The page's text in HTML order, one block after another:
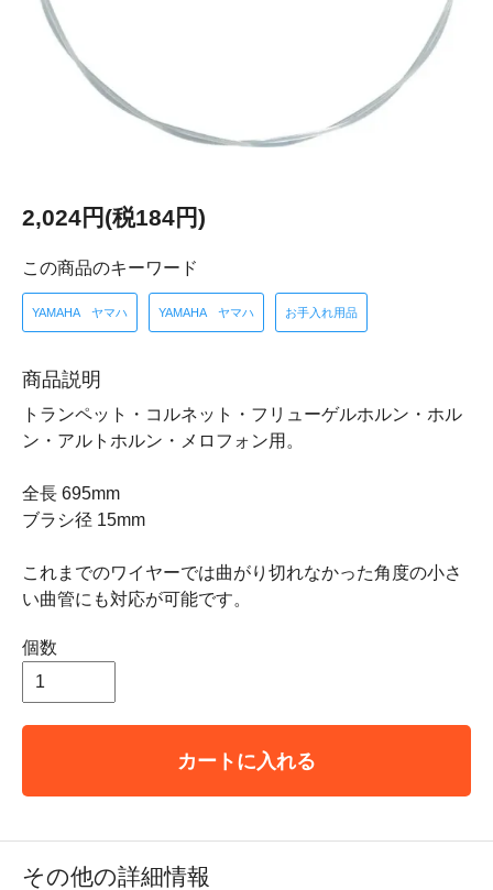
2,024円(税184円)
この商品のキーワード
YAMAHA ヤマハ YAMAHA ヤマハ お手入れ用品
商品説明
トランペット・コルネット・フリューゲルホルン・ホル
ン・アルトホルン・メロフォン用。
全長 695mm
ブラシ径 15mm
これまでのワイヤーでは曲がり切れなかった角度の小さ
い曲管にも対応が可能です。
個数
カートに入れる
その他の詳細情報